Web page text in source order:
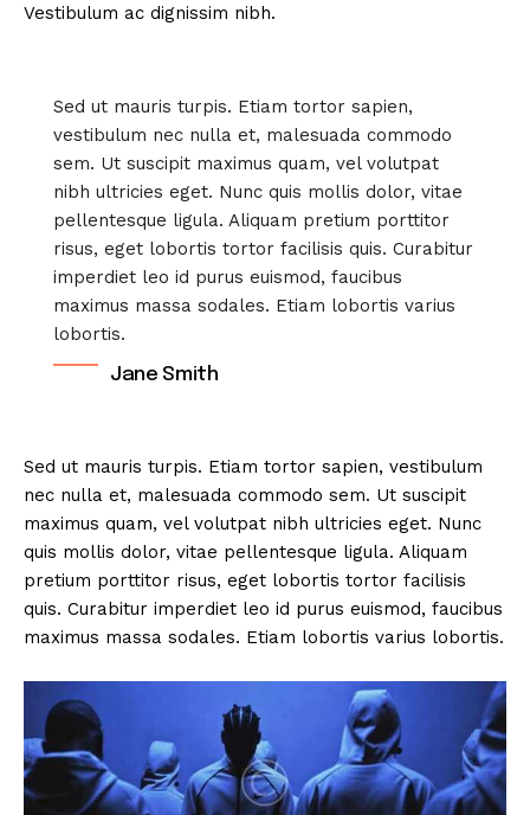
Vestibulum ac dignissim nibh.
Sed ut mauris turpis. Etiam tortor sapien,
vestibulum nec nulla et, malesuada commodo
sem. Ut suscipit maximus quam, vel volutpat
nibh ultricies eget. Nunc quis mollis dolor, vitae
pellentesque ligula. Aliquam pretium porttitor
risus, eget lobortis tortor facilisis quis. Curabitur
imperdiet leo id purus euismod, faucibus
maximus massa sodales. Etiam lobortis varius
lobortis.
Jane Smith
Sed ut mauris turpis. Etiam tortor sapien, vestibulum
nec nulla et, malesuada commodo sem. Ut suscipit
maximus quam, vel volutpat nibh ultricies eget. Nunc
quis mollis dolor, vitae pellentesque ligula. Aliquam
pretium porttitor risus, eget lobortis tortor facilisis
quis. Curabitur imperdiet leo id purus euismod, faucibus
maximus massa sodales. Etiam lobortis varius lobortis.